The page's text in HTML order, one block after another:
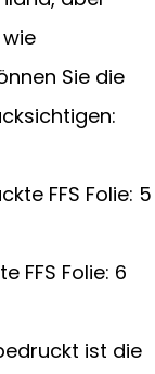
Sie die
FFS Folie: 5
FFS Folie: 6
ist die